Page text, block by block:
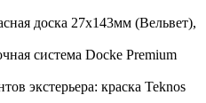
доска 27х143мм (Вельвет),
система Docke Premium
экстерьера: краска Teknos